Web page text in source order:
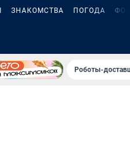
ЗНАКОМСТВА ПОГОДА
Роботы-